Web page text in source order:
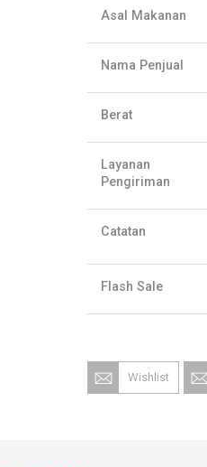
Asal Makanan
Nama Penjual
Berat
Layanan
Pengiriman
Catatan
Flash Sale
Wishlist